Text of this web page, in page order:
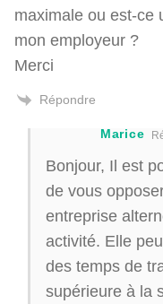
maximale ou est-ce
mon employeur ?
Merci
Répondre
Marice
Bonjour, Il est
de vous
entreprise
activité. Elle
des temps de
supérieure à la